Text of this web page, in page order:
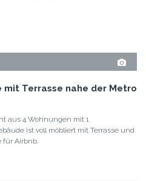
ist voll möbliert mit Terrasse und
Airbnb.